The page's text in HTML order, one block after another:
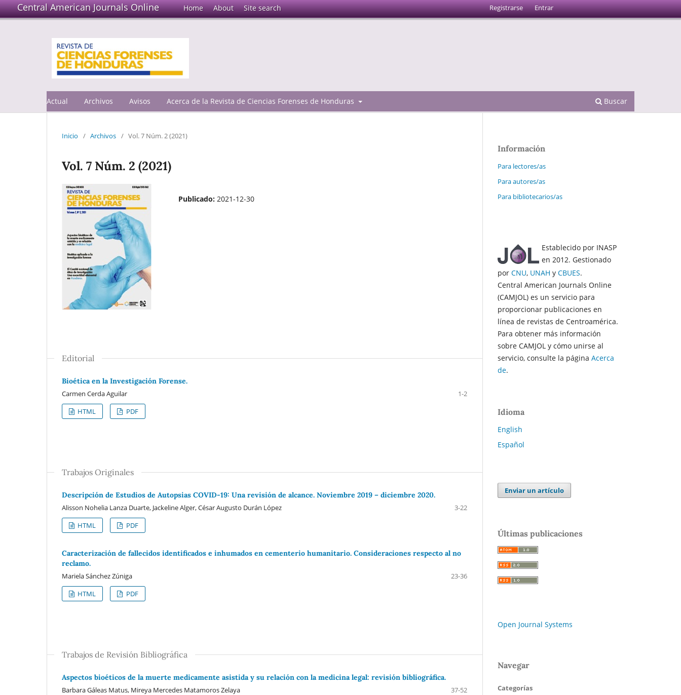
Central American Journals Online Home About Site search
Actual Archivos Avisos Acerca de la Revista de Ciencias Forenses de Honduras Buscar
Registrarse Entrar
Inicio / Archivos / Vol. 7 Núm. 2 (2021)
Vol. 7 Núm. 2 (2021)
Publicado: 2021-12-30
Editorial
Bioética en la Investigación Forense.
Carmen Cerda Aguilar
1-2
HTML
PDF
Trabajos Originales
Descripción de Estudios de Autopsias COVID-19: Una revisión de alcance. Noviembre 2019 – diciembre 2020.
Alisson Nohelia Lanza Duarte, Jackeline Alger, César Augusto Durán López
3-22
HTML
PDF
Caracterización de fallecidos identificados e inhumados en cementerio humanitario. Consideraciones respecto al no
reclamo.
Mariela Sánchez Zúniga
23-36
HTML
PDF
Trabajos de Revisión Bibliográfica
Aspectos bioéticos de la muerte medicamente asistida y su relación con la medicina legal: revisión bibliográfica.
Barbara Gáleas Matus, Mireya Mercedes Matamoros Zelaya
37-52
Información
Para lectores/as
Para autores/as
Para bibliotecarios/as
Establecido por INASP
en 2012. Gestionado
por CNU, UNAH y CBUES.
Central American Journals Online
(CAMJOL) es un servicio para
proporcionar publicaciones en
línea de revistas de Centroamérica.
Para obtener más información
sobre CAMJOL y cómo unirse al
servicio, consulte la página Acerca
de.
Idioma
English
Español
Enviar un artículo
Últimas publicaciones
Open Journal Systems
Navegar
Categorías